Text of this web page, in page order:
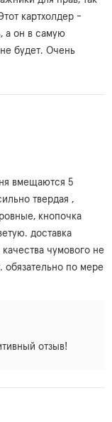
картхолдер -
а он в самую
будет. Очень
вмещаются 5
твердая ,
кнопочка
доставка
чумового не
обязательно по мере
отзыв!